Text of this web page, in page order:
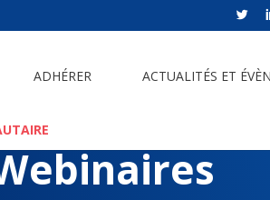

ADHÉRER ACTUALITÉS ET